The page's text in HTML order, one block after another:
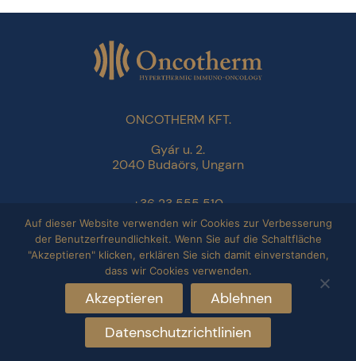
ONCOTHERM KFT.
Gyár u. 2.
2040 Budaörs, Ungarn
+36 23 555 510
info@oncotherm.org
Datenschutzbestimmungen
Impressum
Copyright © 2026 Oncotherm. All rights reserved.
Auf dieser Website verwenden wir Cookies zur Verbesserung
der Benutzerfreundlichkeit. Wenn Sie auf die Schaltfläche
"Akzeptieren" klicken, erklären Sie sich damit einverstanden,
dass wir Cookies verwenden.
Akzeptieren
Ablehnen
Datenschutzrichtlinien